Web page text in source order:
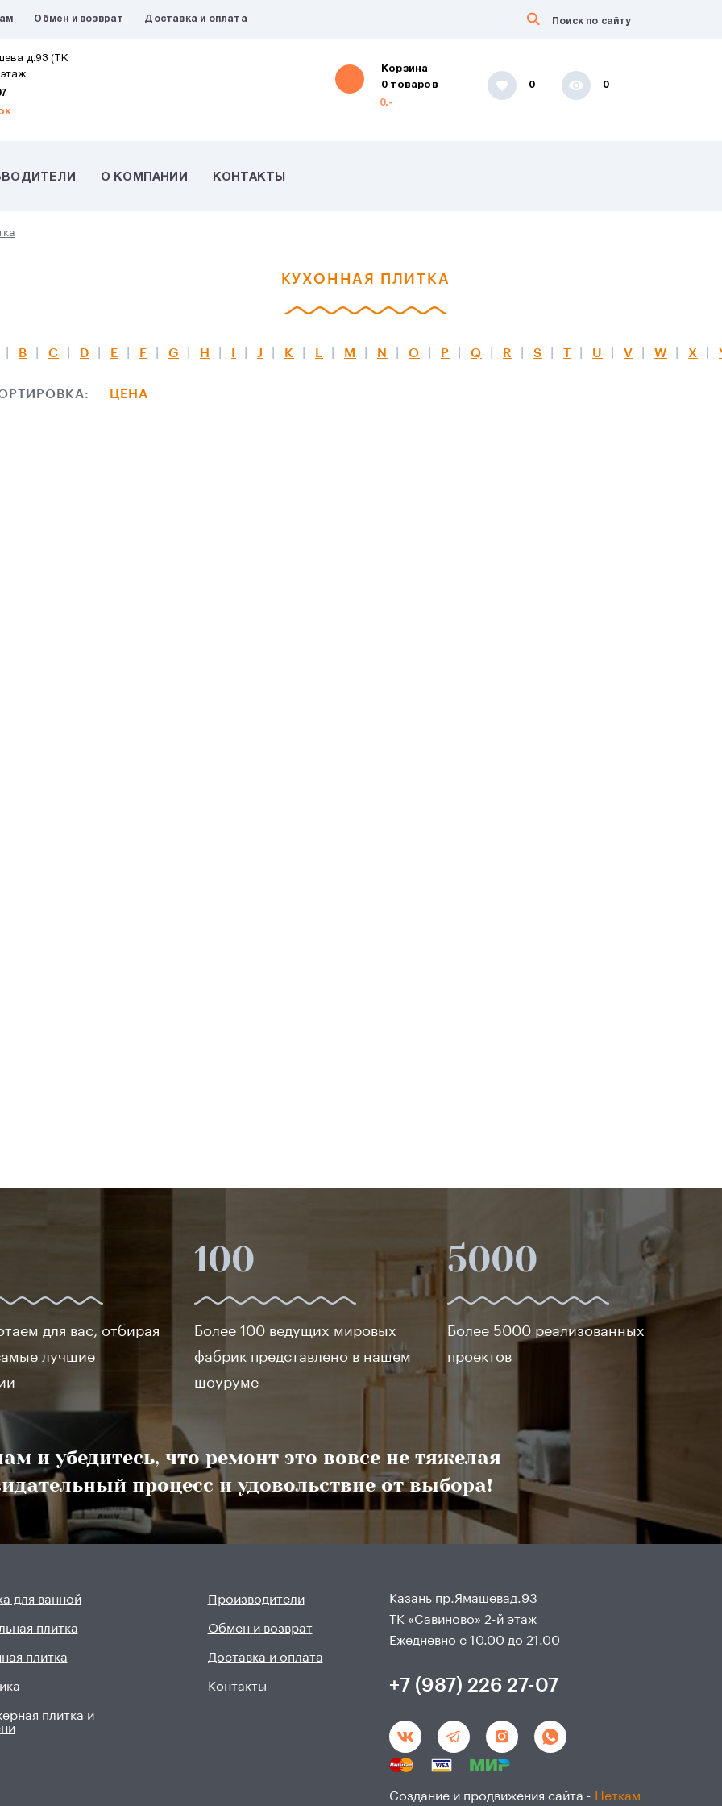
Обмен и возврат Доставка и оплата
д.93 (ТК
Корзина
0 товаров
0.-
0 0
О КОМПАНИИ КОНТАКТЫ
КУХОННАЯ ПЛИТКА
B C D E F G H J K M N O P Q R S T U V W X
ЦЕНА
для вас, отбирая
лучшие
100
Более 100 ведущих мировых
фабрик представлено в нашем
шоуруме
5000
Более 5000 реализованных
проектов
и убедитесь, что ремонт это вовсе не тяжелая
процесс и удовольствие от выбора!
для ванной
плитка
плитка
плитка и
Производители
Обмен и возврат
Доставка и оплата
Контакты
Казань пр.Ямашевад.93
ТК «Савиново» 2-й этаж
Ежедневно с 10.00 до 21.00
+7 (987) 226 27-07
Создание и продвижения сайта - Неткам